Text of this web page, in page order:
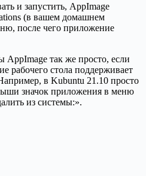
и запустить, AppImage
(в вашем домашнем
после чего приложение
так же просто, если
рабочего стола поддерживает
в Kubuntu 21.10 просто
значок приложения в меню
из системы:».